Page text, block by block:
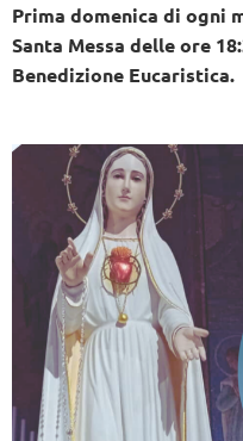
Prima domenica di ogni
Santa Messa delle ore
Benedizione Eucaristica.